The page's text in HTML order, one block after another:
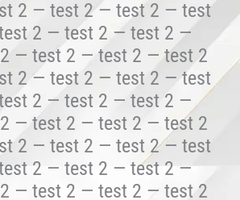
2 — test 2 — test 2 — test
2 — test 2 — test 2 —
— test 2 — test 2 — test 2
2 — test 2 — test 2 — test
2 — test 2 — test 2 —
— test 2 — test 2 — test 2
2 — test 2 — test 2 — test
2 — test 2 — test 2 —
— test 2 — test 2 — test 2